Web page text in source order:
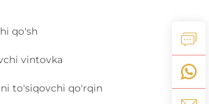
qo'sh
vintovka
to'siqovchi qo'rqin